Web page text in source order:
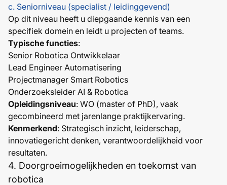
c. Seniorniveau (specialist / leidinggevend)
Op dit niveau heeft u diepgaande kennis van een
specifiek domein en leidt u projecten of teams.
Typische functies:
Senior Robotica Ontwikkelaar
Lead Engineer Automatisering
Projectmanager Smart Robotics
Onderzoeksleider AI & Robotica
Opleidingsniveau: WO (master of PhD), vaak
gecombineerd met jarenlange praktijkervaring.
Kenmerkend: Strategisch inzicht, leiderschap,
innovatiegericht denken, verantwoordelijkheid voor
resultaten.
4. Doorgroeimogelijkheden en toekomst van
robotica